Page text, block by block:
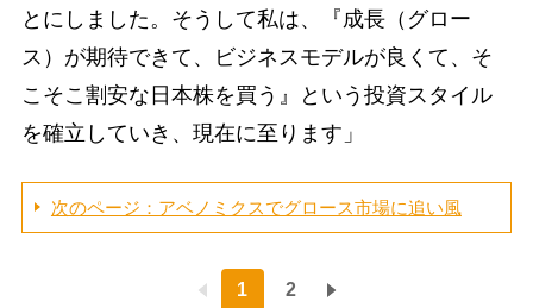
とにしました。そうして私は、『成長（グロー
ス）が期待できて、ビジネスモデルが良くて、そ
こそこ割安な日本株を買う』という投資スタイル
を確立していき、現在に至ります」
次のページ：アベノミクスでグロース市場に追い風
1 2